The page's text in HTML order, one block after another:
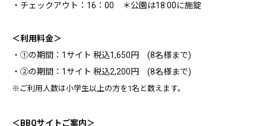
・チェックアウト：16：00 ＊公園は18:00に施錠
＜利用料金＞
・①の期間：1サイト 税込1,650円 (8名様まで)
・②の期間：1サイト 税込2,200円 (8名様まで)
※ご利用人数は小学生以上の方を1名と数えます。
＜BBQサイトご案内＞